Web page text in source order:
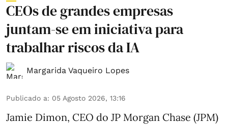
CEOs de grandes empresas
juntam-se em iniciativa para
trabalhar riscos da IA
Margarida Vaqueiro Lopes
Publicado a: 05 Agosto 2026, 13:16
Jamie Dimon, CEO do JP Morgan Chase (JPM)